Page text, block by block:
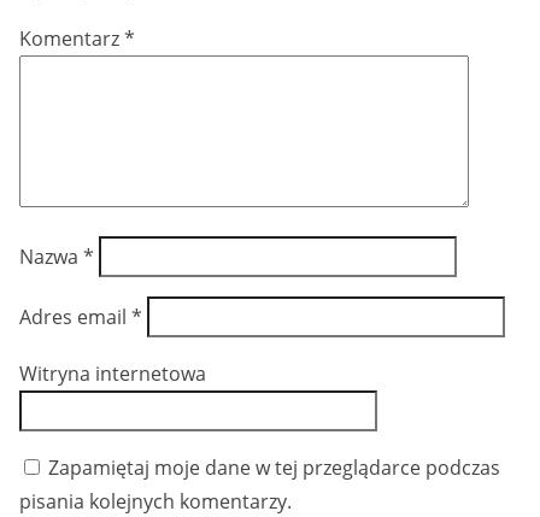
Komentarz*
Nazwa *
Adres email *
Witryna internetowa
Zapamiętaj moje dane w tej przeglądarce podczas
pisania kolejnych komentarzy.